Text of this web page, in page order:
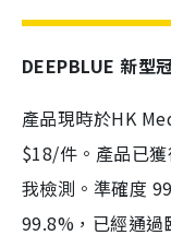
DEEPBLUE 新型
產品現時於HK
$18/件。產品已
我檢測。準確度
99.8%，已經通過